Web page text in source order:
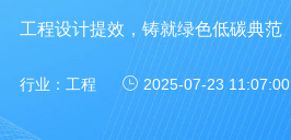
工程设计提效，铸就绿色低碳典范
行业： 工程 2025-07-23 11:07:00